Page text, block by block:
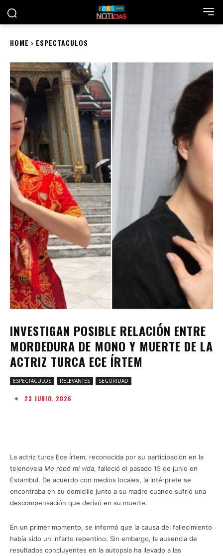
HOME ESPECTACULOS
INVESTIGAN POSIBLE RELACIÓN ENTRE
MORDEDURA DE MONO Y MUERTE DE LA
ACTRIZ TURCA ECE ÍRTEM
ESPECTACULOS RELEVANTES SEGURIDAD
23 JUNIO, 2026
La actriz turca Ece Írtem, reconocida por su participación en la
telenovela Me robó mi vida, falleció el pasado 15 de junio en
Estambul. De acuerdo con medios locales, la intérprete se
encontraba en su domicilio junto a su madre cuando sufrió una
descompensación que derivó en su muerte.
En un primer momento, se informó que la causa del fallecimiento
había sido un infarto repentino. Sin embargo, la ausencia de
resultados concluyentes en la autopsia ha llevado a las